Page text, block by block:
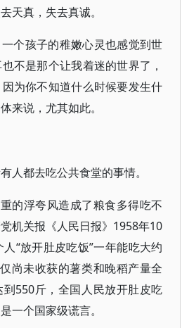
天真，失去真诚。
个孩子的稚嫩心灵也感觉到世
不是那个让我着迷的世界了，
为你不知道什么时候要发生什
来说，尤其如此。
人都去吃公共食堂的事情。
的浮夸风造成了粮食多得吃不
机关报《人民日报》1958年10
“放开肚皮吃饭”一年能吃大约
尚未收获的薯类和晚稻产量全
550斤，全国人民放开肚皮吃
一个国家级谎言。